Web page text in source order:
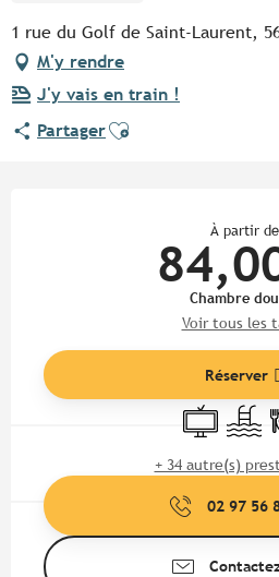
1 rue du Golf de Saint-Laurent,
M'y rendre
J'y vais en train !
PartagerAjouter aux favoris
À partir de
Chambre
Voir tous les
Réserver
TélévisionPiscine
+ 34 autre(s)
02 97 56